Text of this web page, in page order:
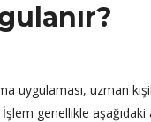
uygulaması, uzman
genellikle aşağıdaki